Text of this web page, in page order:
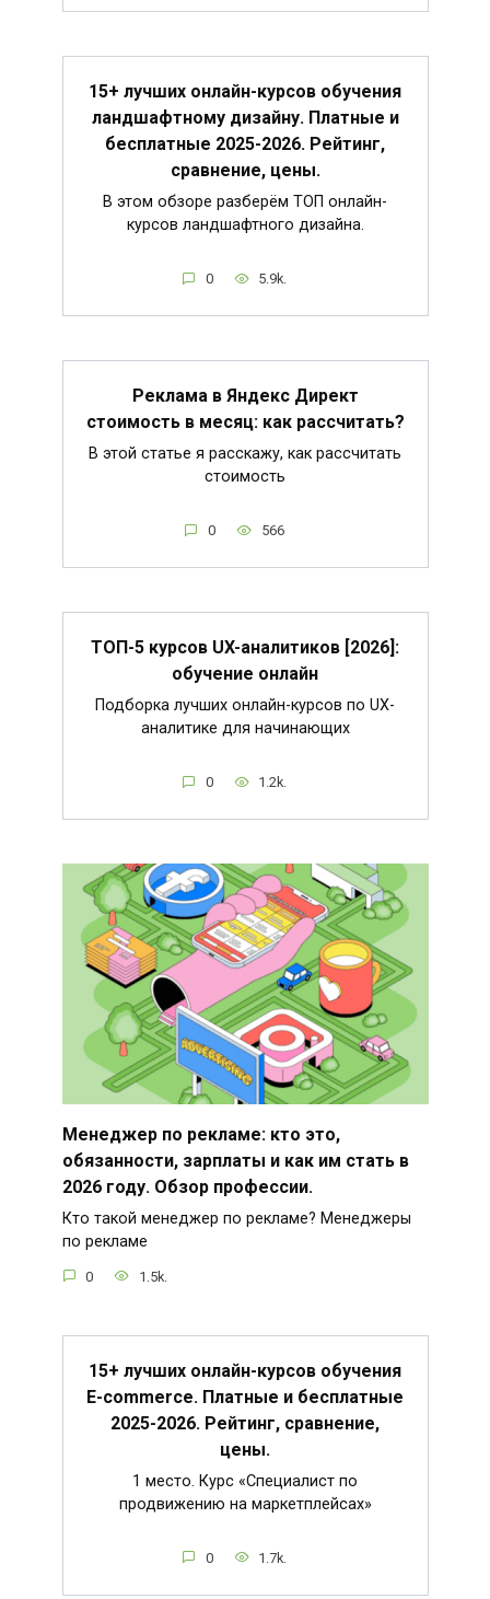
15+ лучших онлайн-курсов обучения
ландшафтному дизайну. Платные и
бесплатные 2025-2026. Рейтинг,
сравнение, цены.
В этом обзоре разберём ТОП онлайн-
курсов ландшафтного дизайна.
0 5.9k.
Реклама в Яндекс Директ
стоимость в месяц: как рассчитать?
В этой статье я расскажу, как рассчитать
стоимость
0 566
ТОП-5 курсов UX-аналитиков [2026]:
обучение онлайн
Подборка лучших онлайн-курсов по UX-
аналитике для начинающих
0 1.2k.
Менеджер по рекламе: кто это,
обязанности, зарплаты и как им стать в
2026 году. Обзор профессии.
Кто такой менеджер по рекламе? Менеджеры
по рекламе
0 1.5k.
15+ лучших онлайн-курсов обучения
E-commerce. Платные и бесплатные
2025-2026. Рейтинг, сравнение,
цены.
1 место. Курс «Специалист по
продвижению на маркетплейсах»
0 1.7k.